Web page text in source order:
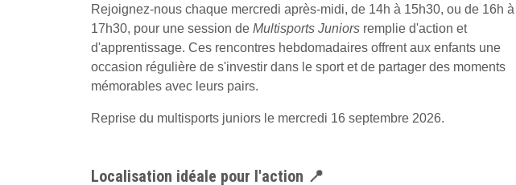
Rejoignez-nous chaque mercredi après-midi, de 14h à 15h30, ou de 16h à
17h30, pour une session de Multisports Juniors remplie d'action et
d'apprentissage. Ces rencontres hebdomadaires offrent aux enfants une
occasion régulière de s'investir dans le sport et de partager des moments
mémorables avec leurs pairs.
Reprise du multisports juniors le mercredi 16 septembre 2026.
Localisation idéale pour l'action 📍